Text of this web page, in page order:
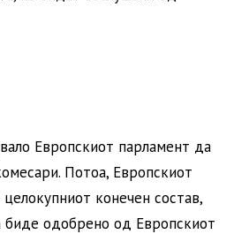
Европскиот парламент да
Потоа, Европскиот
конечен состав,
биде одобрено од Европскиот